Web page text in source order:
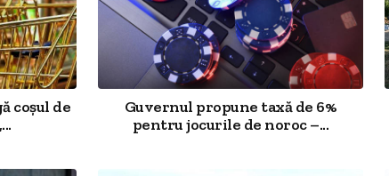
coșul de
Guvernul propune taxă de 6%
pentru jocurile de noroc –...